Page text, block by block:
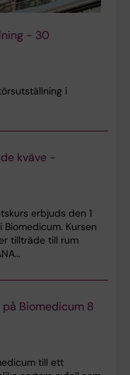
- 30
i
kväve -
erbjuds den 1
Kursen
tillträde till rum
Biomedicum 8
till ett